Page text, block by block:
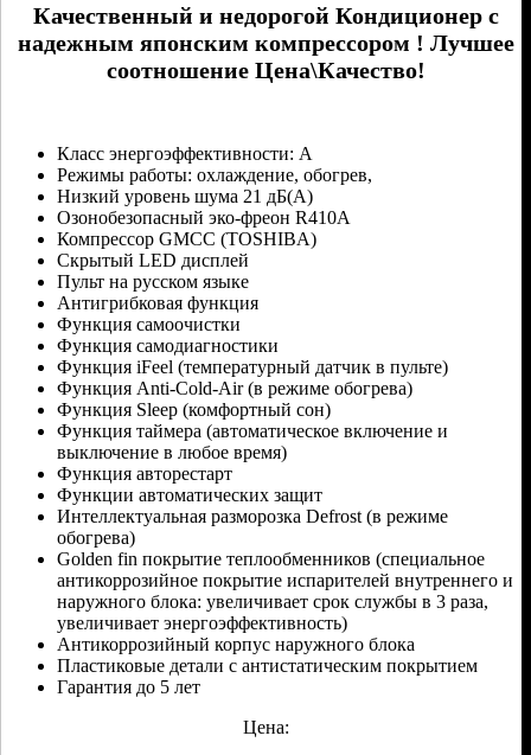
Качественный и недорогой Кондиционер с
надежным японским компрессором ! Лучшее
соотношение Цена\Качество!
Класс энергоэффективности: А
Режимы работы: охлаждение, обогрев,
Низкий уровень шума 21 дБ(А)
Озонобезопасный эко-фреон R410A
Компрессор GMCC (TOSHIBA)
Скрытый LED дисплей
Пульт на русском языке
Антигрибковая функция
Функция самоочистки
Функция самодиагностики
Функция iFeel (температурный датчик в пульте)
Функция Anti-Cold-Air (в режиме обогрева)
Функция Sleep (комфортный сон)
Функция таймера (автоматическое включение и
выключение в любое время)
Функция авторестарт
Функции автоматических защит
Интеллектуальная разморозка Defrost (в режиме
обогрева)
Golden fin покрытие теплообменников (специальное
антикоррозийное покрытие испарителей внутреннего и
наружного блока: увеличивает срок службы в 3 раза,
увеличивает энергоэффективность)
Антикоррозийный корпус наружного блока
Пластиковые детали с антистатическим покрытием
Гарантия до 5 лет
Цена: